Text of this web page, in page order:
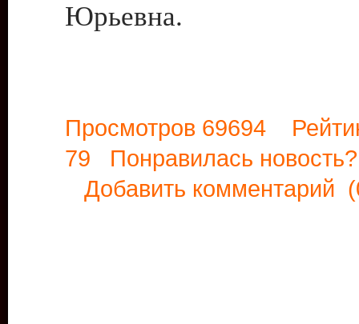
Юрьевна.
Просмотров 69694
79 Понравилась
Добавить комментарий